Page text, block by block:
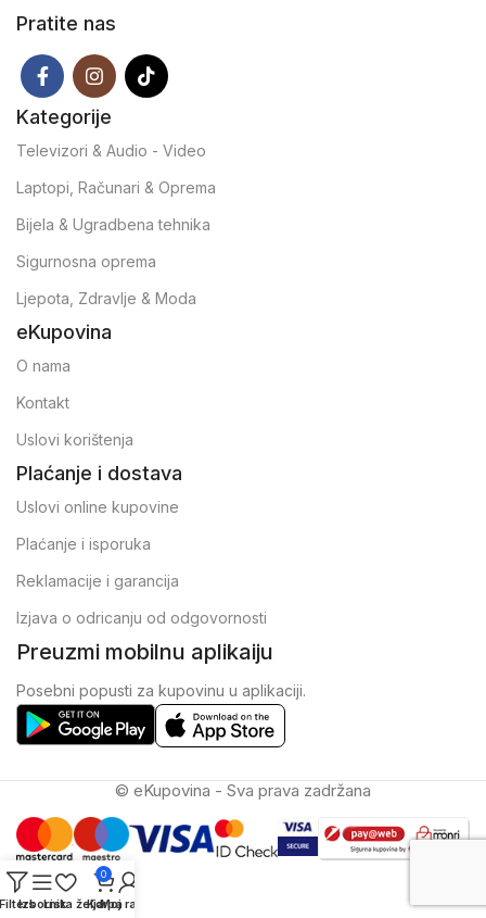
Pratite nas
Kategorije
Televizori & Audio - Video
Laptopi, Računari & Oprema
Bijela & Ugradbena tehnika
Sigurnosna oprema
Ljepota, Zdravlje & Moda
eKupovina
O nama
Kontakt
Uslovi korištenja
Plaćanje i dostava
Uslovi online kupovine
Plaćanje i isporuka
Reklamacije i garancija
Izjava o odricanju od odgovornosti
Preuzmi mobilnu aplikaiju
Posebni popusti za kupovinu u aplikaciji.
© eKupovina - Sva prava zadržana
FiltersIzbornikLista želja
0
Korpa
Moj račun